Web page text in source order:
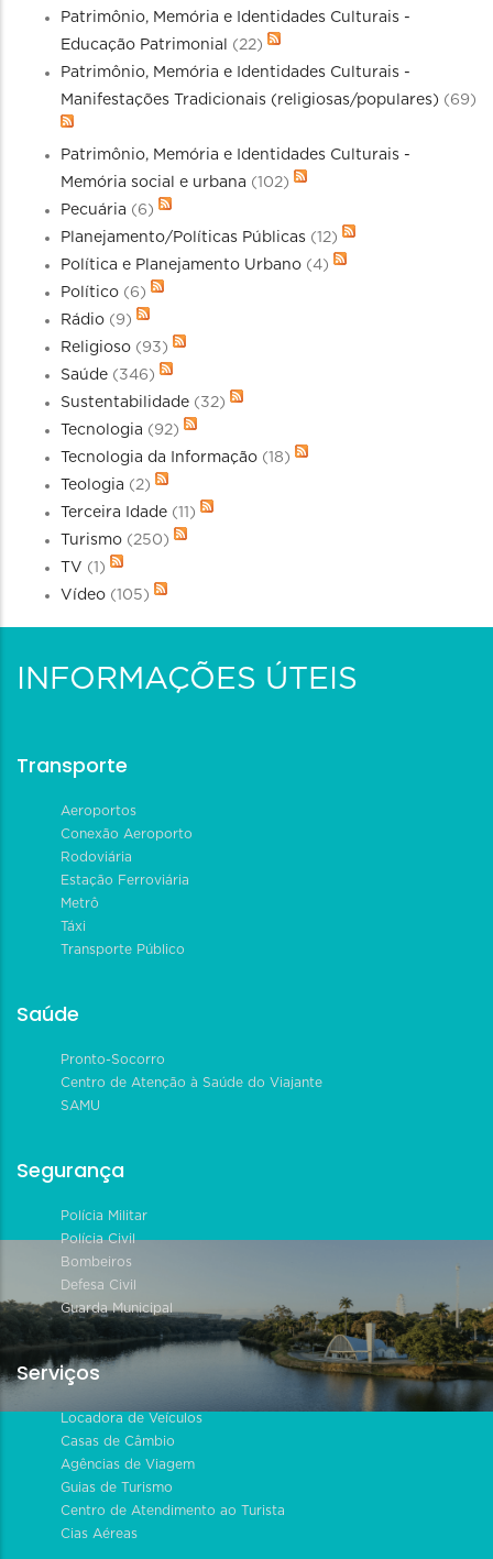
Patrimônio, Memória e Identidades Culturais -
Educação Patrimonial
(22)
Patrimônio, Memória e Identidades Culturais -
Manifestações Tradicionais (religiosas/populares) (69)
Patrimônio, Memória e Identidades Culturais -
Memória social e urbana (102)
Pecuária (6)
Planejamento/Políticas Públicas (12)
Política e Planejamento Urbano (4)
Político (6)
Rádio (9)
Religioso (93)
Saúde (346)
Sustentabilidade (32)
Tecnologia (92)
Tecnologia da Informação (18)
Teologia (2)
Terceira Idade (11)
Turismo (250)
TV (1)
Vídeo (105)
INFORMAÇÕES ÚTEIS
Transporte
Aeroportos
Conexão Aeroporto
Rodoviária
Estação Ferroviária
Metrô
Táxi
Transporte Público
Saúde
Pronto-Socorro
Centro de Atenção à Saúde do Viajante
SAMU
Segurança
Polícia Militar
Polícia Civil
Bombeiros
Defesa Civil
Guarda Municipal
Serviços
Locadora de Veículos
Casas de Câmbio
Agências de Viagem
Guias de Turismo
Centro de Atendimento ao Turista
Cias Aéreas